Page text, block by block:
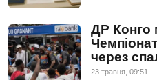
ДР Конго
через
23 травня, 09:51